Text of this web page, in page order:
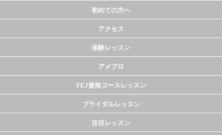
初めての方へ
アクセス
体験レッスン
アメブロ
FEJ資格コースレッスン
ブライダルレッスン
注目レッスン